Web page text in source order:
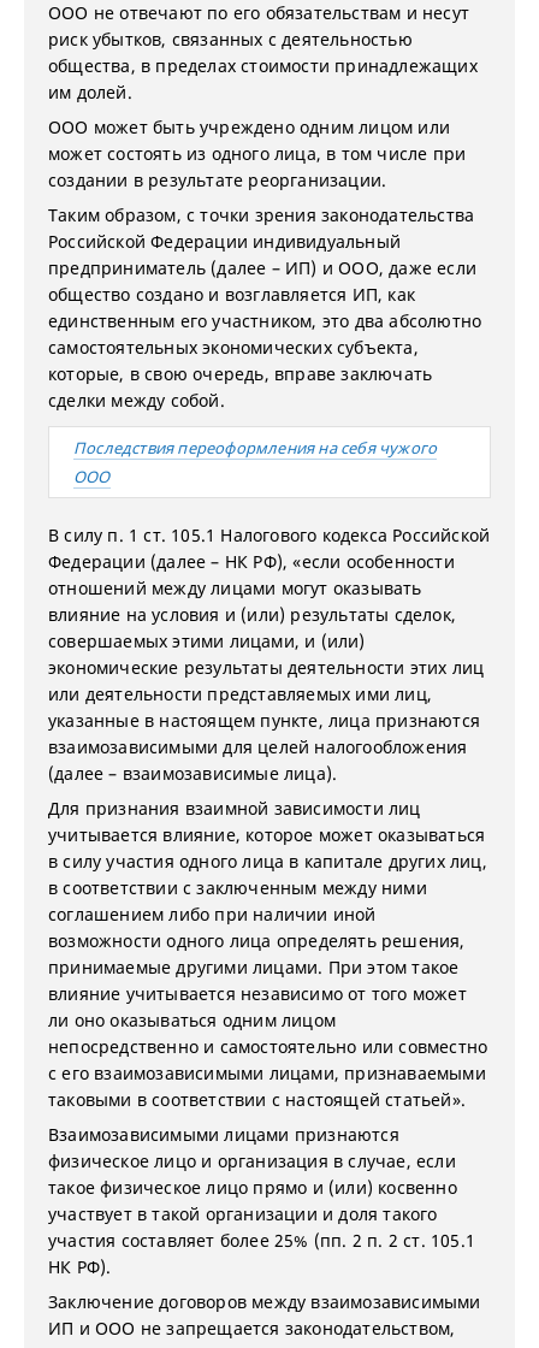
ООО не отвечают по его обязательствам и несут
риск убытков, связанных с деятельностью
общества, в пределах стоимости принадлежащих
им долей.
ООО может быть учреждено одним лицом или
может состоять из одного лица, в том числе при
создании в результате реорганизации.
Таким образом, с точки зрения законодательства
Российской Федерации индивидуальный
предприниматель (далее – ИП) и ООО, даже если
общество создано и возглавляется ИП, как
единственным его участником, это два абсолютно
самостоятельных экономических субъекта,
которые, в свою очередь, вправе заключать
сделки между собой.
Последствия переоформления на себя чужого
ООО
В силу п. 1 ст. 105.1 Налогового кодекса Российской
Федерации (далее – НК РФ), «если особенности
отношений между лицами могут оказывать
влияние на условия и (или) результаты сделок,
совершаемых этими лицами, и (или)
экономические результаты деятельности этих лиц
или деятельности представляемых ими лиц,
указанные в настоящем пункте, лица признаются
взаимозависимыми для целей налогообложения
(далее – взаимозависимые лица).
Для признания взаимной зависимости лиц
учитывается влияние, которое может оказываться
в силу участия одного лица в капитале других лиц,
в соответствии с заключенным между ними
соглашением либо при наличии иной
возможности одного лица определять решения,
принимаемые другими лицами. При этом такое
влияние учитывается независимо от того может
ли оно оказываться одним лицом
непосредственно и самостоятельно или совместно
с его взаимозависимыми лицами, признаваемыми
таковыми в соответствии с настоящей статьей».
Взаимозависимыми лицами признаются
физическое лицо и организация в случае, если
такое физическое лицо прямо и (или) косвенно
участвует в такой организации и доля такого
участия составляет более 25% (пп. 2 п. 2 ст. 105.1
НК РФ).
Заключение договоров между взаимозависимыми
ИП и ООО не запрещается законодательством,